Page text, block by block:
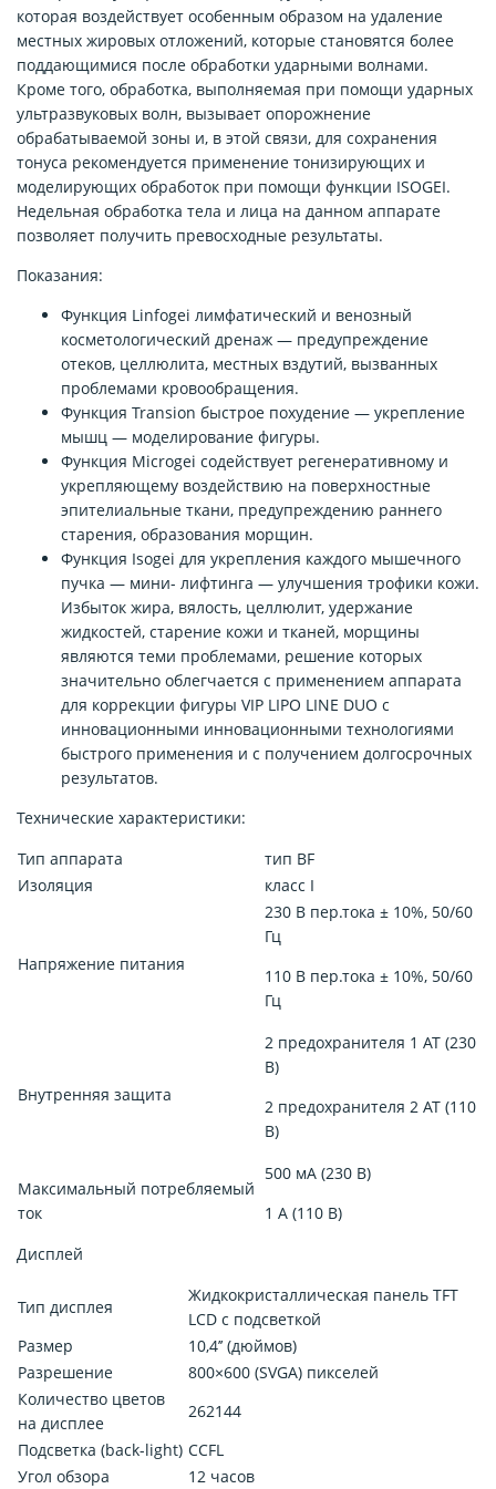
которая воздействует особенным образом на удаление
местных жировых отложений, которые становятся более
поддающимися после обработки ударными волнами.
Кроме того, обработка, выполняемая при помощи ударных
ультразвуковых волн, вызывает опорожнение
обрабатываемой зоны и, в этой связи, для сохранения
тонуса рекомендуется применение тонизирующих и
моделирующих обработок при помощи функции ISOGEI.
Недельная обработка тела и лица на данном аппарате
позволяет получить превосходные результаты.
Показания:
Функция Linfogei лимфатический и венозный
косметологический дренаж — предупреждение
отеков, целлюлита, местных вздутий, вызванных
проблемами кровообращения.
Функция Transion быстрое похудение — укрепление
мышц — моделирование фигуры.
Функция Microgei содействует регенеративному и
укрепляющему воздействию на поверхностные
эпителиальные ткани, предупреждению раннего
старения, образования морщин.
Функция Isogei для укрепления каждого мышечного
пучка — мини- лифтинга — улучшения трофики кожи.
Избыток жира, вялость, целлюлит, удержание
жидкостей, старение кожи и тканей, морщины
являются теми проблемами, решение которых
значительно облегчается с применением аппарата
для коррекции фигуры VIP LIPO LINE DUO с
инновационными инновационными технологиями
быстрого применения и с получением долгосрочных
результатов.
Технические характеристики:
Тип аппарата
тип BF
Изоляция
класс I
Напряжение питания
230 В пер.тока ± 10%, 50/60
Гц
110 В пер.тока ± 10%, 50/60
Гц
Внутренняя защита
2 предохранителя 1 AT (230
В)
2 предохранителя 2 AT (110
В)
Максимальный потребляемый
ток
500 мА (230 В)
1 A (110 В)
Дисплей
Тип дисплея
Жидкокристаллическая панель TFT
LCD с подсветкой
Размер
10,4’’ (дюймов)
Разрешение
800×600 (SVGA) пикселей
Количество цветов
на дисплее
262144
Подсветка (back-light) CCFL
Угол обзора
12 часов